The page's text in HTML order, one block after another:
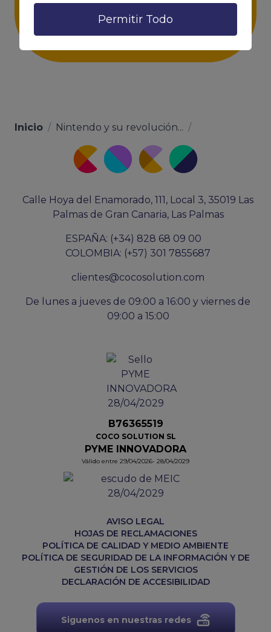
Permitir Todo
Inicio / Nintendo y su revolución... /
Calle Hoya del Enamorado, 111, Local 3, 35019 Las
Palmas de Gran Canaria, Las Palmas
ESPAÑA: (+34) 828 68 09 00
COLOMBIA: (+57) 301 7855687
clientes@cocosolution.com
De lunes a jueves de 09:00 a 16:00 y viernes de
09:00 a 15:00
B76365519
COCO SOLUTION SL
PYME INNOVADORA
Válido entre 29/04/2026- 28/04/2029
AVISO LEGAL
HOJAS DE RECLAMACIONES
POLÍTICA DE CALIDAD Y MEDIO AMBIENTE
POLÍTICA DE SEGURIDAD DE LA INFORMACIÓN Y DE
GESTIÓN DE LOS SERVICIOS
DECLARACIÓN DE ACCESIBILIDAD
Siguenos en nuestras redes